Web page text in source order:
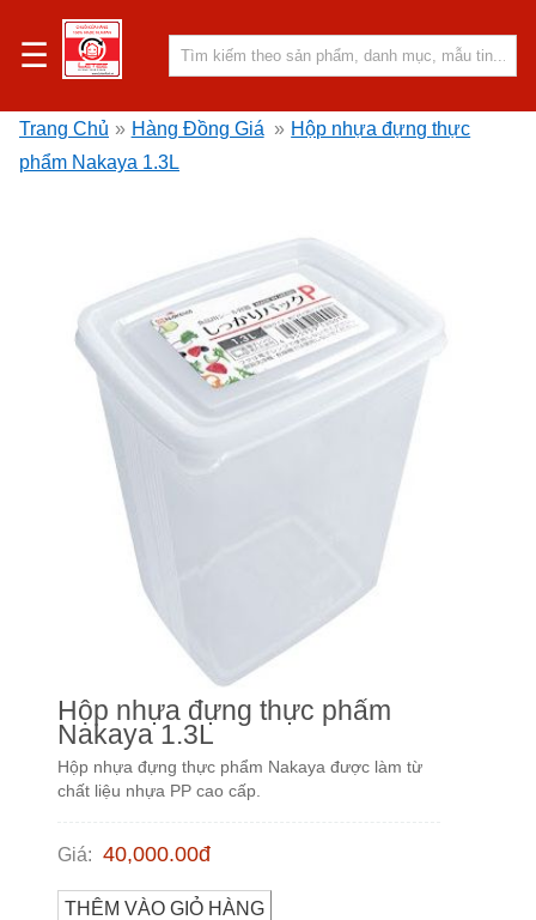
☰
Trang Chủ » Hàng Đồng Giá » Hộp nhựa đựng thực
phẩm Nakaya 1.3L
Hộp nhựa đựng thực phẩm
Nakaya 1.3L
Hộp nhựa đựng thực phẩm Nakaya được làm từ
chất liệu nhựa PP cao cấp.
Giá: 40,000.00đ
THÊM VÀO GIỎ HÀNG